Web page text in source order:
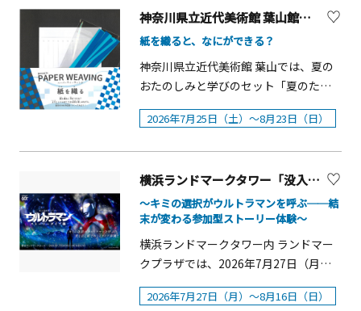
服や人気キャラのパペットの展示、限
定グッズの販売を行います。 今年の
夏休みはゼロエミッションスクール
で、特別な体験をお楽しみください。
（土）～8月31日（月）■時間：開園～
00まで(最終受付は17：30まで）■会
場：グッジョバ!!スペース（新屋内施
設）■料金当日券：中学生以上800円、
3歳～小学生600円（別途入園料）前売
入場券：中学生以上700円、3歳～小学
園料含め無料
■開催期間：7月18日（土）～8月21日
（金）（休園日除く）■当日自由参加
お楽しみ収穫体験園内で育てた夏野菜
を観察・収穫■開催期間：7月23日
（木）～8月21日（金）（期間中の月・
火・木・金）■事前予約先着順（抽選
なし）びしょぬれ覚悟！？ ハスで遊ぼ
日：7月21日（火）■事前予約抽選あり
ザリガニ釣りザリガニを釣って観察■
開催日：7月28日（火）・8月7日
（金）・8月11日（火）■事前予約抽選
ありシャボン玉で遊ぼう！シャボン玉
月30日（木）■事前予約抽選あり藍の
ービスコーナーを巡り、スタンプを集
めるイベントです。 スタンプを3つ（3
施設）集めると、毎年デザインが変わ
る川崎市 藤子・Ｆ・不二雄ミュージア
レゼント。さらに、5施設すべてのスタ
みやミニチュア太陽の塔など、魅力的
な賞品が当たる抽選に応募できます。
自然豊かな生田緑地を散策しながら、
個性豊かな施設を巡って楽しめる夏休
や友人と一緒に、スタンプを集めなが
ら生田緑地の魅力を発見してみません
か。 概要■開催期間： 2026年7月18日
神奈川県立近代美術館 葉山館「夏のたね’26 PAPER WEAVING 紙を織る」
紙を織ると、なにができる？
神奈川県立近代美術館 葉山では、夏の
おたのしみと学びのセット「夏のたね
（SEEdS: Summer Enjoyment and
Education Set）」を配布します。今年
しめるキットの配布に加え、和紙のひ
もなどを使って作品づくりを楽しめる
ワークショップも開催します。 概要
【「PAPER WEAVINGペーパー ウィー
ヴィング 紙を織おる」キットの配
（土）～8月23日（日）■開催時間：
2026年7月25日（土）～8月23日（日）
横浜ランドマークタワー「没入型体験イベント：ウルトラマン ストーリーダイブ展」
～キミの選択がウルトラマンを呼ぶ──結
末が変わる参加型ストーリー体験～
横浜ランドマークタワー内 ランドマー
クプラザでは、2026年7月27日（月）
～8月16日（日）の期間限定で、ウルト
ラマンシリーズ60周年を記念して、
2026年7月27日（月）～8月16日（日）